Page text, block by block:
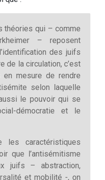
théories qui – comme
– reposent
des juifs
de la circulation, c’est
en mesure de rendre
selon laquelle
le pouvoir qui se
démocratie et le
les caractéristiques
que l’antisémitisme
juifs – abstraction,
et mobilité -, on